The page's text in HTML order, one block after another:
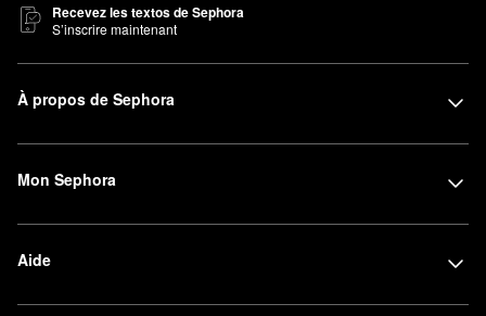
Recevez les textos de Sephora
S’inscrire maintenant
À propos de Sephora
Mon Sephora
Aide